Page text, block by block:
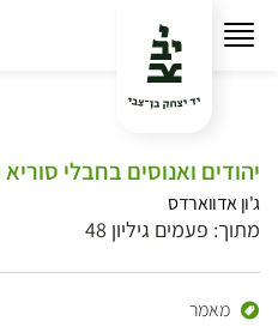
יהודים ואנוסים בחבלי
ג'ון אדווארדס
מתוך: פעמים גיליון 48
מאמר